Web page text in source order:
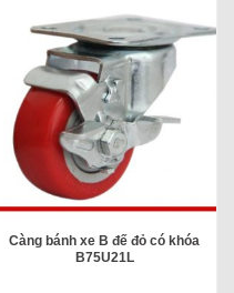
Càng bánh xe B đế đỏ có khóa
B75U21L